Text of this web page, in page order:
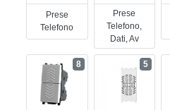
Prese
Telefono
Prese
Telefono,
Dati, Av
8 5